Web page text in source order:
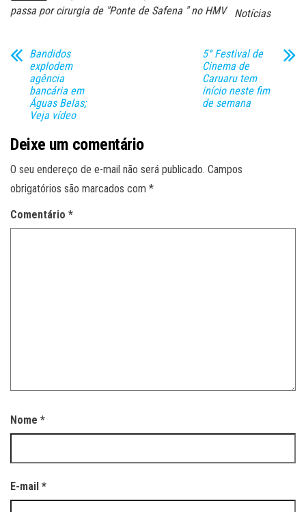
passa por cirurgia de "Ponte de Safena " no HMV
Notícias
Bandidos
explodem
agência
bancária em
Águas Belas;
Veja vídeo
5° Festival de
Cinema de
Caruaru tem
início neste fim
de semana
Deixe um comentário
O seu endereço de e-mail não será publicado. Campos
obrigatórios são marcados com *
Comentário *
Nome *
E-mail *